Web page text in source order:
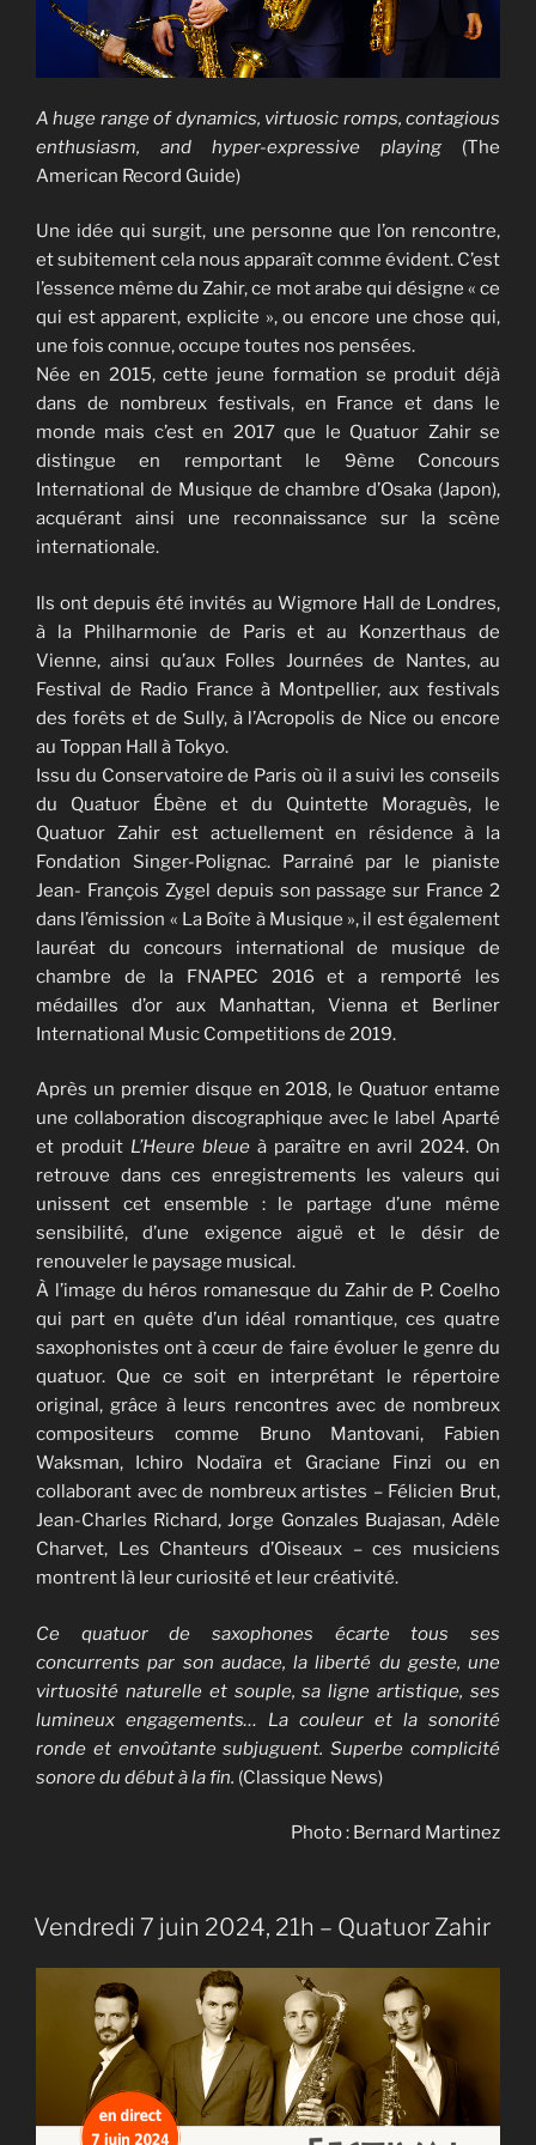
A huge range of dynamics, virtuosic romps, contagious
enthusiasm, and hyper-expressive playing (The
American Record Guide)
Une idée qui surgit, une personne que l’on rencontre,
et subitement cela nous apparaît comme évident. C’est
l’essence même du Zahir, ce mot arabe qui désigne « ce
qui est apparent, explicite », ou encore une chose qui,
une fois connue, occupe toutes nos pensées.
Née en 2015, cette jeune formation se produit déjà
dans de nombreux festivals, en France et dans le
monde mais c’est en 2017 que le Quatuor Zahir se
distingue en remportant le 9ème Concours
International de Musique de chambre d’Osaka (Japon),
acquérant ainsi une reconnaissance sur la scène
internationale.
Ils ont depuis été invités au Wigmore Hall de Londres,
à la Philharmonie de Paris et au Konzerthaus de
Vienne, ainsi qu’aux Folles Journées de Nantes, au
Festival de Radio France à Montpellier, aux festivals
des forêts et de Sully, à l’Acropolis de Nice ou encore
au Toppan Hall à Tokyo.
Issu du Conservatoire de Paris où il a suivi les conseils
du Quatuor Ébène et du Quintette Moraguès, le
Quatuor Zahir est actuellement en résidence à la
Fondation Singer-Polignac. Parrainé par le pianiste
Jean- François Zygel depuis son passage sur France 2
dans l’émission « La Boîte à Musique », il est également
lauréat du concours international de musique de
chambre de la FNAPEC 2016 et a remporté les
médailles d’or aux Manhattan, Vienna et Berliner
International Music Competitions de 2019.
Après un premier disque en 2018, le Quatuor entame
une collaboration discographique avec le label Aparté
et produit L’Heure bleue à paraître en avril 2024. On
retrouve dans ces enregistrements les valeurs qui
unissent cet ensemble : le partage d’une même
sensibilité, d’une exigence aiguë et le désir de
renouveler le paysage musical.
À l’image du héros romanesque du Zahir de P. Coelho
qui part en quête d’un idéal romantique, ces quatre
saxophonistes ont à cœur de faire évoluer le genre du
quatuor. Que ce soit en interprétant le répertoire
original, grâce à leurs rencontres avec de nombreux
compositeurs comme Bruno Mantovani, Fabien
Waksman, Ichiro Nodaïra et Graciane Finzi ou en
collaborant avec de nombreux artistes – Félicien Brut,
Jean-Charles Richard, Jorge Gonzales Buajasan, Adèle
Charvet, Les Chanteurs d’Oiseaux – ces musiciens
montrent là leur curiosité et leur créativité.
Ce quatuor de saxophones écarte tous ses
concurrents par son audace, la liberté du geste, une
virtuosité naturelle et souple, sa ligne artistique, ses
lumineux engagements… La couleur et la sonorité
ronde et envoûtante subjuguent. Superbe complicité
sonore du début à la fin. (Classique News)
Photo : Bernard Martinez
Vendredi 7 juin 2024, 21h – Quatuor Zahir